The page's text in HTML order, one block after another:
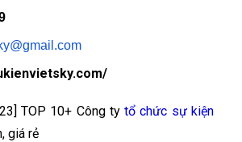
TOP 10+ Công tytổ chức sự kiện
giá rẻ